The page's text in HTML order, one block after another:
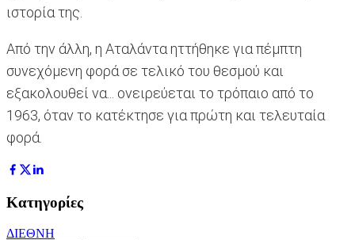
ιστορία της.
Από την άλλη, η Αταλάντα ηττήθηκε για πέμπτη
συνεχόμενη φορά σε τελικό του θεσμού και
εξακολουθεί να... ονειρεύεται το τρόπαιο από το
1963, όταν το κατέκτησε για πρώτη και τελευταία
φορά.
Κατηγορίες
ΔΙΕΘΝΗ